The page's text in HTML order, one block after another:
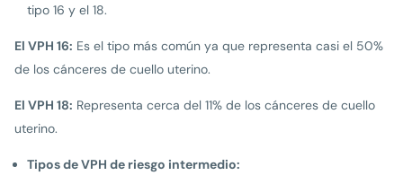
tipo 16 y el 18.
El VPH 16: Es el tipo más común ya que representa casi el 50%
de los cánceres de cuello uterino.
El VPH 18: Representa cerca del 11% de los cánceres de cuello
uterino.
Tipos de VPH de riesgo intermedio: